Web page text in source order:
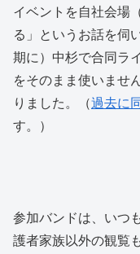
イベントを自社会場
る」というお話を伺
期に）中杉で合同ラ
をそのまま使いませ
りました。（過去に
す。）
参加バンドは、いつ
護者家族以外の観覧